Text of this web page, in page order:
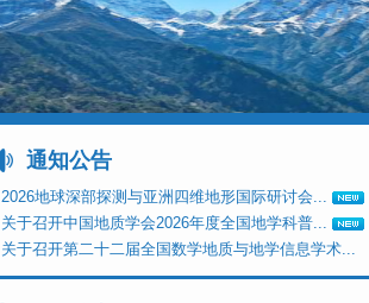
通知公告
2026地球深部探测与亚洲四维地形国际研讨会...
关于召开中国地质学会2026年度全国地学科普...
关于召开第二十二届全国数学地质与地学信息学术...